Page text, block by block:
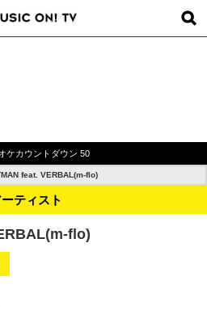
ケカウントダウン 50
feat. VERBAL(m-flo)
ティスト
flo)